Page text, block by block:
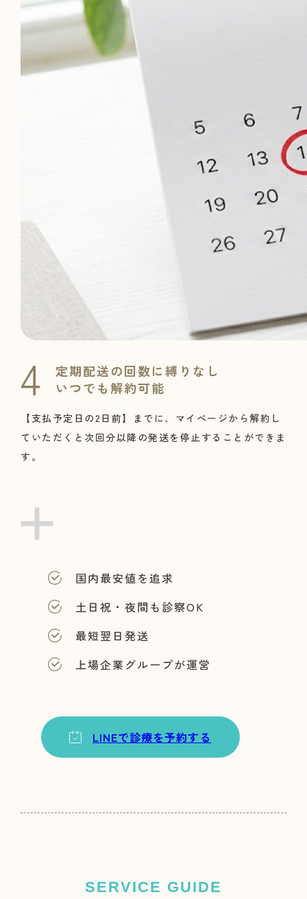
定期配送の回数に縛りなし
いつでも解約可能
【支払予定日の2日前】までに、マイぺージから解約し
ていただくと次回分以降の発送を停止することができま
す。
国内最安値を追求
土日祝・夜間も診察OK
最短翌日発送
上場企業グループが運営
LINEで診療を予約する